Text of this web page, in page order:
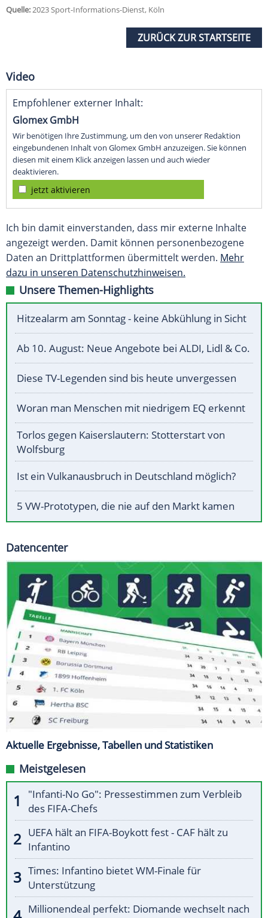
Quelle:2023 Sport-Informations-Dienst, Köln
ZURÜCK ZUR STARTSEITE
Video
Empfohlener externer Inhalt:
Glomex GmbH
Wir benötigen Ihre Zustimmung, um den von unserer Redaktion
eingebundenen Inhalt von Glomex GmbH anzuzeigen. Sie können
diesen mit einem Klick anzeigen lassen und auch wieder
deaktivieren.
jetzt aktivieren
Ich bin damit einverstanden, dass mir externe Inhalte
angezeigt werden. Damit können personenbezogene
Daten an Drittplattformen übermittelt werden. Mehr
dazu in unseren Datenschutzhinweisen.
Unsere Themen-Highlights
Hitzealarm am Sonntag - keine Abkühlung in Sicht
Ab 10. August: Neue Angebote bei ALDI, Lidl & Co.
Diese TV-Legenden sind bis heute unvergessen
Woran man Menschen mit niedrigem EQ erkennt
Torlos gegen Kaiserslautern: Stotterstart von
Wolfsburg
Ist ein Vulkanausbruch in Deutschland möglich?
5 VW-Prototypen, die nie auf den Markt kamen
Datencenter
Aktuelle Ergebnisse, Tabellen und Statistiken
Meistgelesen
"Infanti-No Go": Pressestimmen zum Verbleib
des FIFA-Chefs
UEFA hält an FIFA-Boykott fest - CAF hält zu
Infantino
Times: Infantino bietet WM-Finale für
Unterstützung
Millionendeal perfekt: Diomande wechselt nach